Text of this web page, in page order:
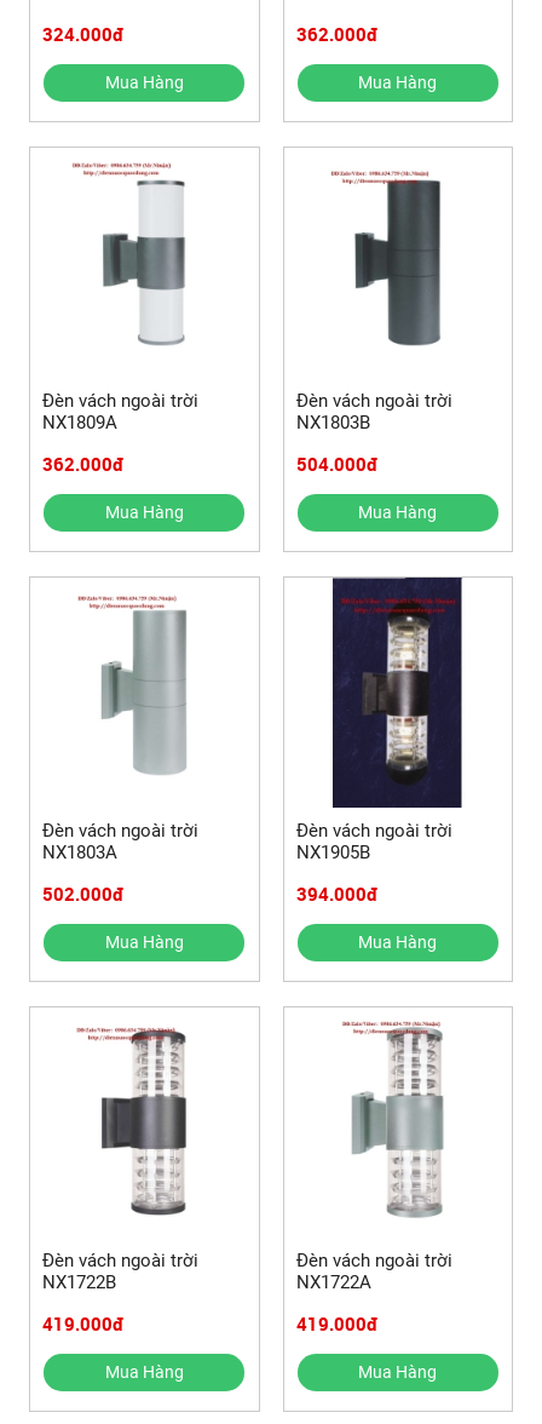
324.000đ
Mua Hàng
362.000đ
Mua Hàng
Đèn vách ngoài trời
NX1809A
362.000đ
Mua Hàng
Đèn vách ngoài trời
NX1803B
504.000đ
Mua Hàng
Đèn vách ngoài trời
NX1803A
502.000đ
Mua Hàng
Đèn vách ngoài trời
NX1905B
394.000đ
Mua Hàng
Đèn vách ngoài trời
NX1722B
419.000đ
Mua Hàng
Đèn vách ngoài trời
NX1722A
419.000đ
Mua Hàng